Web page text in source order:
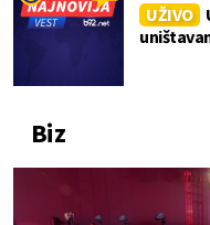
UŽIVO
Biz